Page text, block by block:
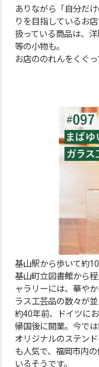
ありながら「自分だ
りを目指しているお店
扱っている商品は、
等の小物も。
お店ののれんをくぐ
基山駅から歩いて約10
基山町立図書館から
ャラリーには、華や
ラス工芸品の数々が並
約40年前、ドイツに
帰国後に開業。今で
オリジナルのステン
も人気で、福岡市内
いるそうです。